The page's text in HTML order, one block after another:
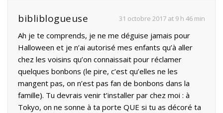
bibliblogueuse 31 octobre 2017 at 9 h 46 min
Ah je te comprends, je ne me déguise jamais pour
Halloween et je n’ai autorisé mes enfants qu’à aller
chez les voisins qu’on connaissait pour réclamer
quelques bonbons (le pire, c’est qu’elles ne les
mangent pas, on n’est pas fan de bonbons dans la
famille). Tu devrais venir t’installer par chez moi : à
Tokyo, on ne sonne à ta porte QUE si tu as décoré ta